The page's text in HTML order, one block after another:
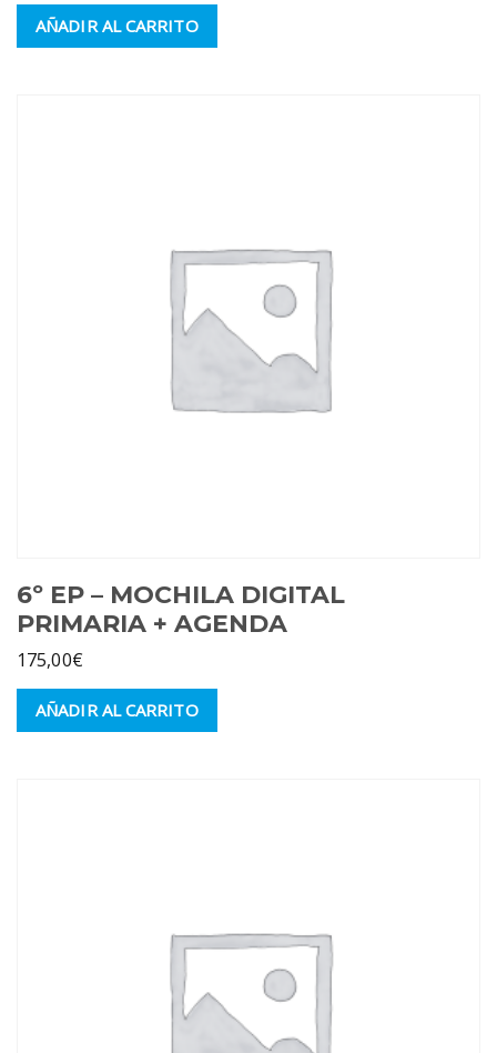
AÑADIR AL CARRITO
6º EP – MOCHILA DIGITAL
PRIMARIA + AGENDA
175,00€
AÑADIR AL CARRITO